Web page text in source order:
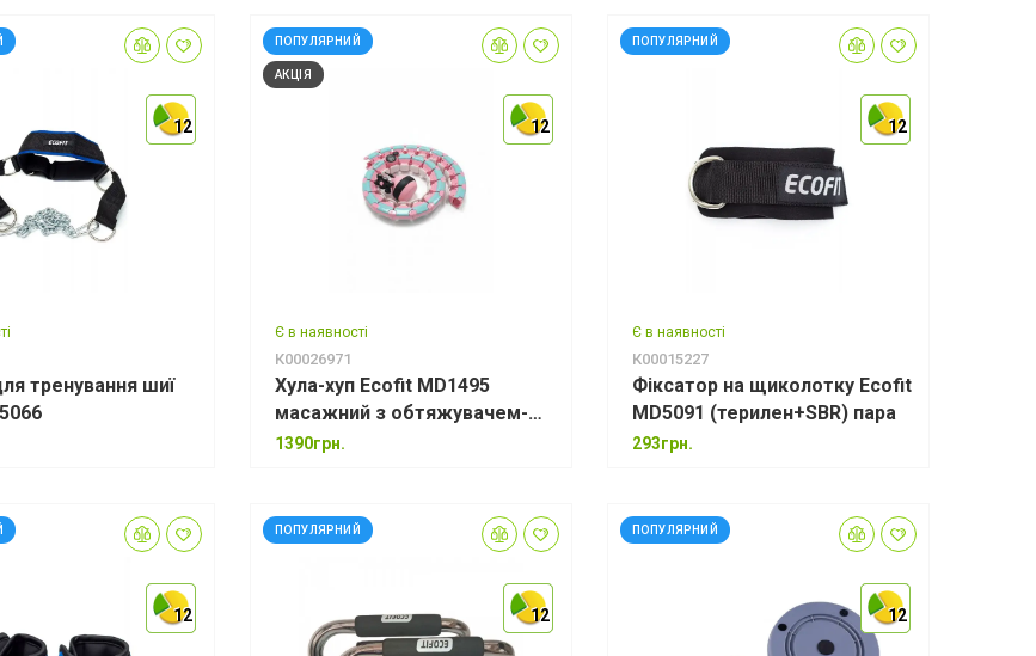
12
12
12
тренування шиї
12
12
12
ПОПУЛЯРНИЙ
АКЦІЯ
Є в наявності
К00026971
Хула-хуп Ecofit MD1495
масажний з обтяжувачем-
Рожевий+зелений
1390грн.
12
12
12
ПОПУЛЯРНИЙ
Є в наявності
К00015227
Фіксатор на щиколотку Ecofit
MD5091 (терилен+SBR) пара
293грн.
12
12
12 12
12
12
ПОПУЛЯРНИЙ
12
12
12
ПОПУЛЯРНИЙ